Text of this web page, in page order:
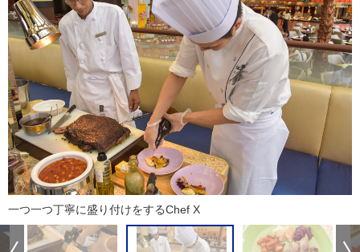
一つ一つ丁寧に盛り付けをするChef X